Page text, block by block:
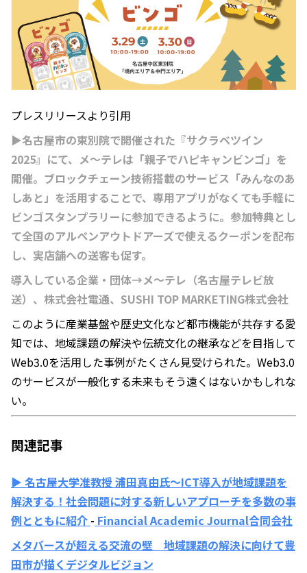
プレスリリースより引用
▶名古屋市の東別院で開催された『サクラベツイン
2025』にて、メ～テレは「親子でハピキャンビンゴ」を
開催。ブロックチェーン技術搭載のサービス「みんなのあ
しあと」を活用することで、専用アプリがなくても手軽に
ビンゴスタンプラリーに参加できるように。参加特典とし
て全国のアルペンアウトドアーズで使えるクーポンを配布
し、実店舗への送客も促す。
導入している企業・団体→メ～テレ（名古屋テレビ放
送）、株式会社電通、SUSHI TOP MARKETING株式会社
このように産業基盤や歴史文化など都市機能が共存する愛
知では、地域課題の解決や伝統文化の継承などを目指して
Web3.0を活用した事例がたくさん見受けられた。Web3.0
のサービスが一般化する未来もそう遠くはないかもしれな
い。
関連記事
▶︎ 名古屋大学准教授 浦田真由氏〜ICT導入が地域課題を
解決する！社会問題に対する新しいアプローチを多数の事
例とともに紹介 - Financial Academic Journal合同会社
メタバースが超える交流の壁 地域課題の解決に向けて豊
田市が描くデジタルビジョン